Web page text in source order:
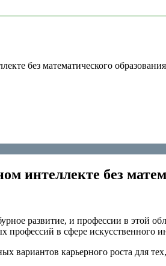
без математического образования
интеллекте без
развитие, и профессии в этой
профессий в сфере искусственного
вариантов карьерного роста для